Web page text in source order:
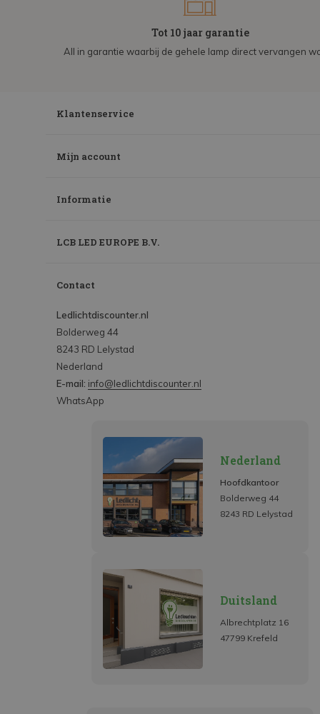
Tot 10 jaar garantie
All in garantie waarbij de gehele lamp direct vervangen
Klantenservice
Mijn account
Informatie
LCB LED EUROPE B.V.
Contact
Ledlichtdiscounter.nl
Bolderweg 44
8243 RD Lelystad
Nederland
E-mail: info@ledlichtdiscounter.nl
WhatsApp
Nederland
Hoofdkantoor
Bolderweg 44
8243 RD Lelystad
Duitsland
Albrechtplatz 16
47799 Krefeld